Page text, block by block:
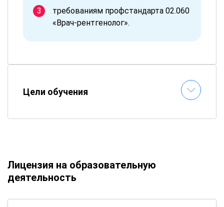
требованиям профстандарта 02.060
«Врач-рентгенолог».
Цели обучения
Лицензия на образовательную
деятельность